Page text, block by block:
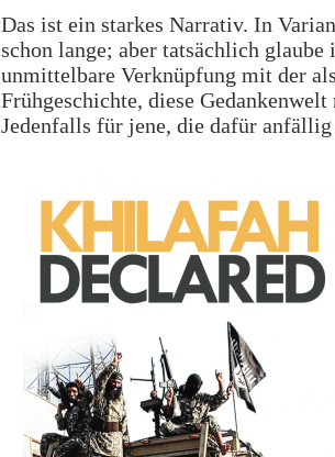
Das ist ein starkes Narrativ. In
schon lange; aber tatsächlich
unmittelbare Verknüpfung mit der
Frühgeschichte, diese
Jedenfalls für jene, die dafür anfällig